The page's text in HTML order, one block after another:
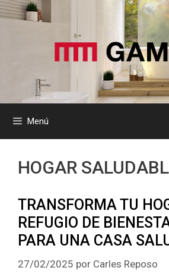
Saltar
al
Menú
HOGAR
TRANSFORMA TU
REFUGIO DE
PARA UNA CASA
27/02/2025 por Carles Reposo